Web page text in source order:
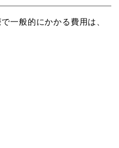
一般的にかかる費用は、